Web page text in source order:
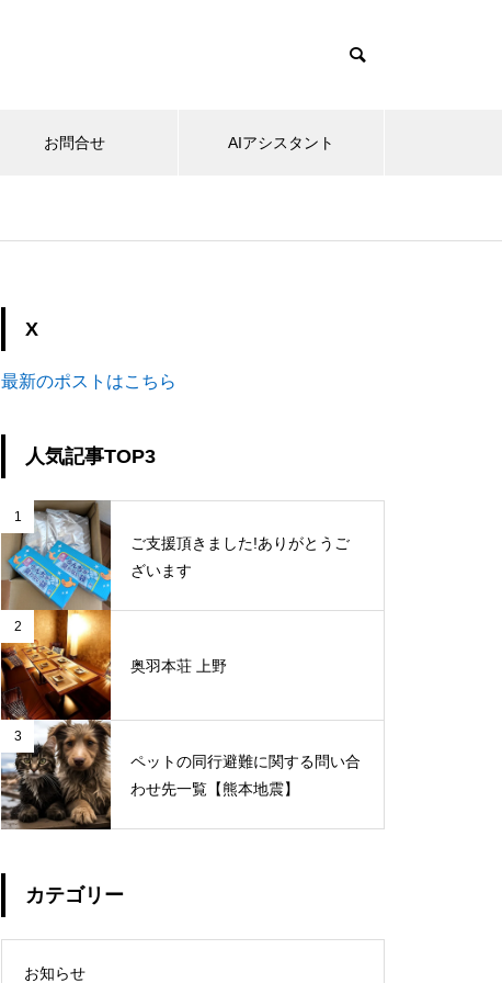
お問合せ AIアシスタント
X
最新のポストはこちら
人気記事TOP3
1
ご支援頂きました!ありがとうご
ざいます
2
奥羽本荘 上野
3
ペットの同行避難に関する問い合
わせ先一覧【熊本地震】
カテゴリー
お知らせ